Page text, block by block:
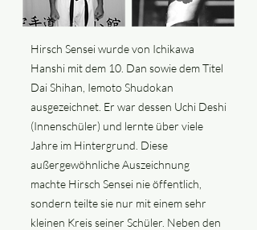
Hirsch Sensei wurde von Ichikawa
Hanshi mit dem 10. Dan sowie dem Titel
Dai Shihan, Iemoto Shudokan
ausgezeichnet. Er war dessen Uchi Deshi
(Innenschüler) und lernte über viele
Jahre im Hintergrund. Diese
außergewöhnliche Auszeichnung
machte Hirsch Sensei nie öffentlich,
sondern teilte sie nur mit einem sehr
kleinen Kreis seiner Schüler. Neben den